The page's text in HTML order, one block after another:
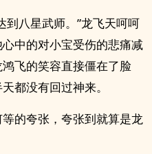
到八星武师。”龙飞天呵呵
中的对小宝受伤的悲痛减
飞的笑容直接僵在了脸
都没有回过神来。
的夸张，夸张到就算是龙